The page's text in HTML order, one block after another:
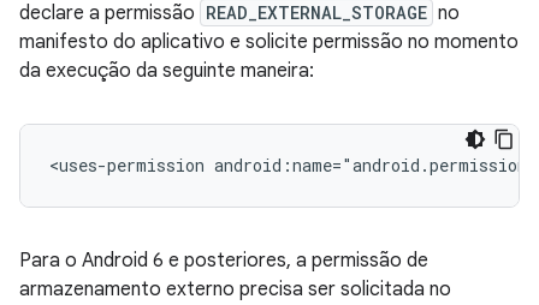
declare a permissão READ_EXTERNAL_STORAGE no
manifesto do aplicativo e solicite permissão no momento
da execução da seguinte maneira:
<uses-permission
Para o Android 6 e posteriores, a permissão de
armazenamento externo precisa ser solicitada no